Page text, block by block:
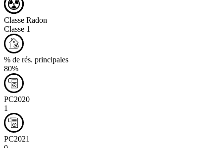
Classe Radon
Classe 1
% de rés. principales
80%
PC2020
1
PC2021